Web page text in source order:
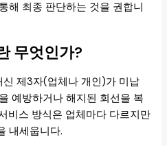
해 최종 판단하는 것을 권합니
무엇인가?
제3자(업체나 개인)가 미납
예방하거나 해지된 회선을 복
비스 방식은 업체마다 다르지만
내세웁니다.